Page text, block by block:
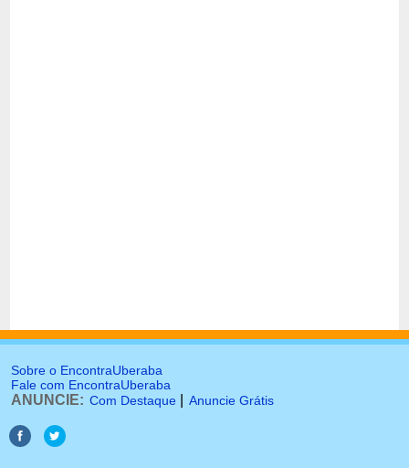
Sobre o EncontraUberaba
Fale com EncontraUberaba
ANUNCIE: Com Destaque Anuncie Grátis